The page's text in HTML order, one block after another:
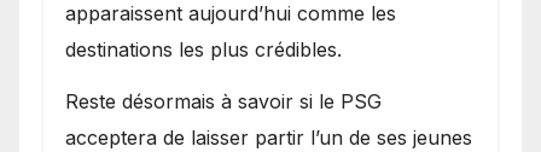
apparaissent aujourd’hui comme les
destinations les plus crédibles.
Reste désormais à savoir si le PSG
acceptera de laisser partir l’un de ses jeunes